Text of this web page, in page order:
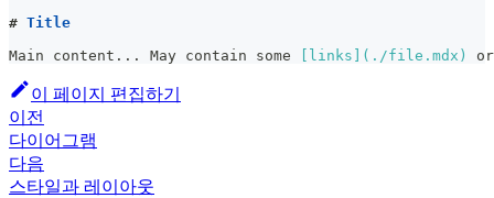
# Title
Main content... May contain some
links ]( ./file.mdx )
이 페이지 편집하기
이전
다이어그램
다음
스타일과 레이아웃